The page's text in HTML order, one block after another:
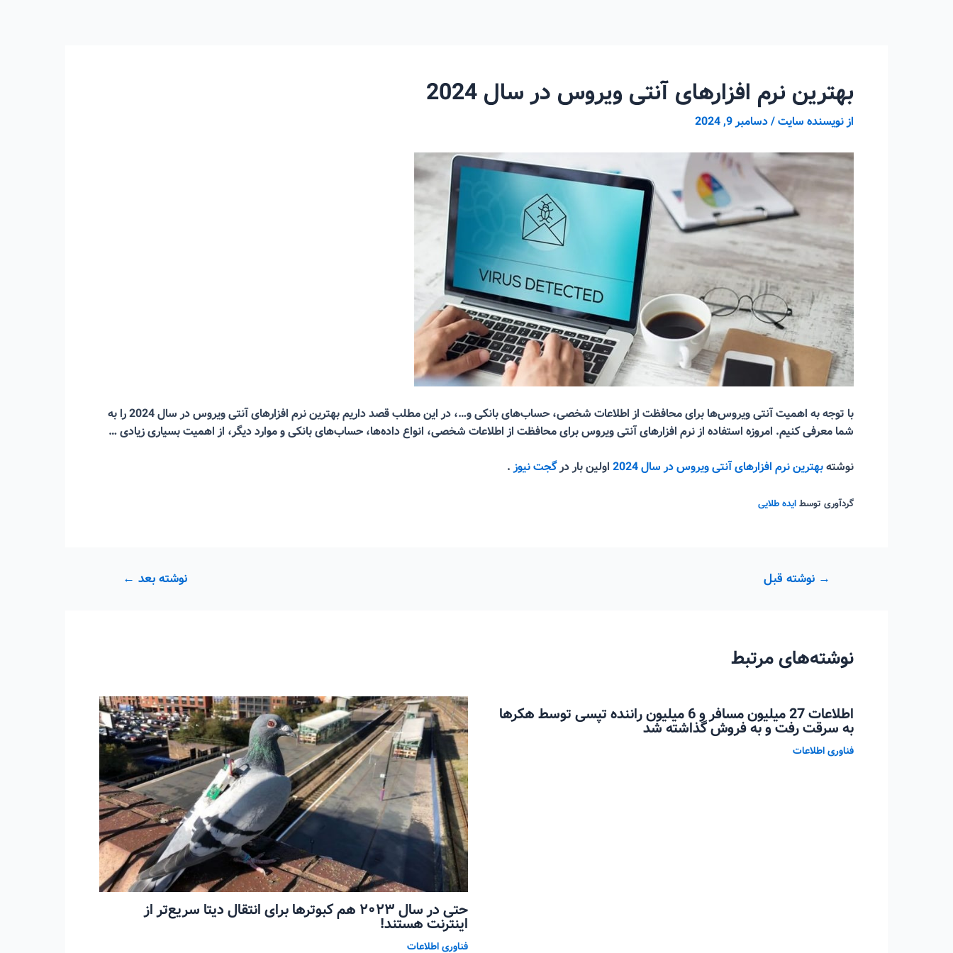
بهترین نرم افزارهای آنتی ویروس در سال 2024
ازنویسنده سایت/دسامبر 9, 2024
با توجه به اهمیت آنتی ویروس‌ها برای محافظت از اطلاعات شخصی، حساب‌های بانکی و…، در این مطلب قصد داریم بهترین نرم افزارهای آنتی ویروس در سال 2024 را به
شما معرفی کنیم. امروزه استفاده از نرم افزارهای آنتی ویروس برای محافظت از اطلاعات شخصی، انواع داده‌ها، حساب‌های بانکی و موارد دیگر، از اهمیت بسیاری زیادی …
نوشتهبهترین نرم افزارهای آنتی ویروس در سال 2024 اولین بار درگجت نیوز.
گردآوری توسط ایده طلایی
راهبری
→ نوشته قبل نوشته بعد ←
نوشته‌های مرتبط
اطلاعات 27 میلیون مسافر و 6 میلیون راننده تپسی توسط هکرها
به سرقت رفت و به فروش گذاشته شد
فناوری اطلاعات
حتی در سال ۲۰۲۳ هم کبوترها برای انتقال دیتا سریع‌تر از
اینترنت هستند!
فناوری اطلاعات